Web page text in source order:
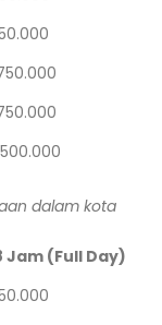
dalam kota
Jam (Full Day)